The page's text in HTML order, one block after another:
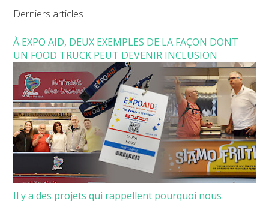
Derniers articles
À EXPO AID, DEUX EXEMPLES DE LA FAÇON DONT
UN FOOD TRUCK PEUT DEVENIR INCLUSION
Il y a des projets qui rappellent pourquoi nous